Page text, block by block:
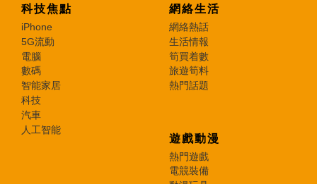
科技焦點
iPhone
5G流動
電腦
數碼
智能家居
科技
汽車
人工智能
網絡生活
網絡熱話
生活情報
筍買着數
旅遊筍料
熱門話題
遊戲動漫
熱門遊戲
電競裝備